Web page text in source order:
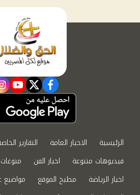
facebook
twitter
الرئيسية الاخبار العامة التقارير
فيديوهات متنوعة
اخبار الفن
اخبار الرياضة
مطبخ الموقع
مواضيع